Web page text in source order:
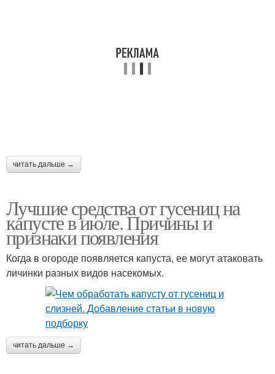
читать дальше →
Лучшие средства от гусениц на
капусте в июле. Причины и
признаки появления
Когда в огороде появляется капуста, ее могут атаковать
личинки разных видов насекомых.
читать дальше →